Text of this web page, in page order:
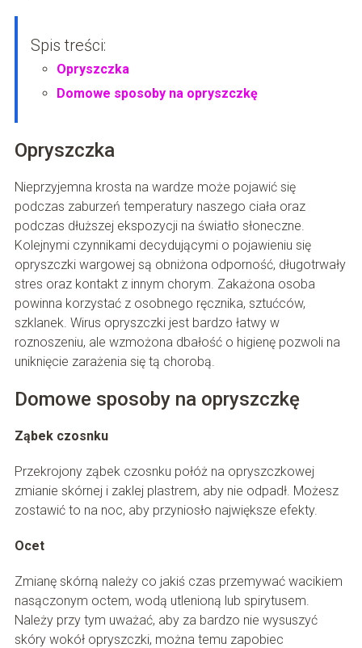
Spis treści:
Opryszczka
Domowe sposoby na opryszczkę
Opryszczka
Nieprzyjemna krosta na wardze może pojawić się
podczas zaburzeń temperatury naszego ciała oraz
podczas dłuższej ekspozycji na światło słoneczne.
Kolejnymi czynnikami decydującymi o pojawieniu się
opryszczki wargowej są obniżona odporność, długotrwały
stres oraz kontakt z innym chorym. Zakażona osoba
powinna korzystać z osobnego ręcznika, sztućców,
szklanek. Wirus opryszczki jest bardzo łatwy w
roznoszeniu, ale wzmożona dbałość o higienę pozwoli na
uniknięcie zarażenia się tą chorobą.
Domowe sposoby na opryszczkę
Ząbek czosnku
Przekrojony ząbek czosnku połóż na opryszczkowej
zmianie skórnej i zaklej plastrem, aby nie odpadł. Możesz
zostawić to na noc, aby przyniosło największe efekty.
Ocet
Zmianę skórną należy co jakiś czas przemywać wacikiem
nasączonym octem, wodą utlenioną lub spirytusem.
Należy przy tym uważać, aby za bardzo nie wysuszyć
skóry wokół opryszczki, można temu zapobiec